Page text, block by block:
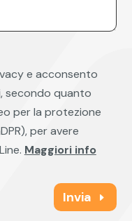
e acconsento
secondo quanto
per la protezione
per avere
Maggiori info
Invia